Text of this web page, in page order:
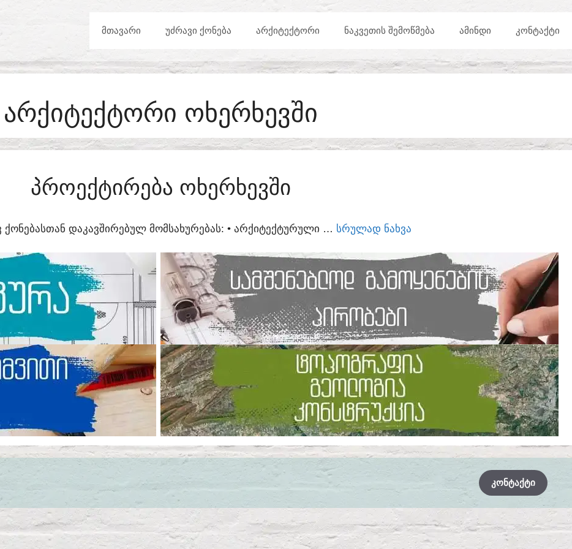
ᲛᲗᲐᲕᲐᲠᲘ ᲣᲫᲠᲐᲕᲘ ᲥᲝᲜᲔᲑᲐ ᲐᲠᲥᲘᲢᲔᲥᲢᲝᲠᲘ ᲜᲐᲙᲕᲔᲗᲘᲡ ᲨᲔᲛᲝᲬᲛᲔᲑᲐ ᲐᲛᲘᲜᲓᲘ ᲙᲝᲜᲢᲐᲥᲢᲘ
ᲐᲠᲥᲘᲢᲔᲥᲢᲝᲠᲘ ᲝᲮᲔᲠᲮᲔᲕᲨᲘ
ᲞᲠᲝᲔᲥᲢᲘᲠᲔᲑᲐ ᲝᲮᲔᲠᲮᲔᲕᲨᲘ
ᲓᲐᲙᲐᲕᲨᲘᲠᲔᲑᲣᲚ ᲛᲝᲛᲡᲐᲮᲣᲠᲔᲑᲐᲡ:​ • ᲐᲠᲥᲘᲢᲔᲥᲢᲣᲠᲣᲚᲘ … ᲡᲠᲣᲚᲐᲓ ᲜᲐᲮᲕᲐ
ᲙᲝᲜᲢᲐᲥᲢᲘ